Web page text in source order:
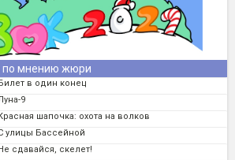
по мнению жюри
в один конец
9
шапочка: охота на волков
улицы Бассейной
сдавайся, скелет!